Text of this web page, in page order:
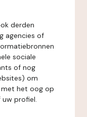
derden
agencies of
sociale
of nog
om
het oog op
profiel.